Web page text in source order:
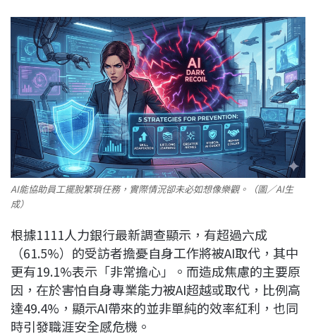
AI能協助員工擺脫繁瑣任務，實際情況卻未必如想像樂觀。（圖／AI生
成）
根據1111人力銀行最新調查顯示，有超過六成
（61.5%）的受訪者擔憂自身工作將被AI取代，其中
更有19.1%表示「非常擔心」。而造成焦慮的主要原
因，在於害怕自身專業能力被AI超越或取代，比例高
達49.4%，顯示AI帶來的並非單純的效率紅利，也同
時引發職涯安全感危機。